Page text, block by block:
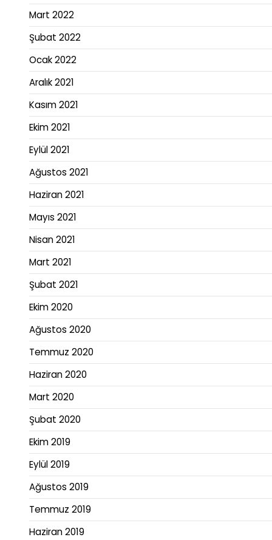
Mart 2022
Şubat 2022
Ocak 2022
Aralık 2021
Kasım 2021
Ekim 2021
Eylül 2021
Ağustos 2021
Haziran 2021
Mayıs 2021
Nisan 2021
Mart 2021
Şubat 2021
Ekim 2020
Ağustos 2020
Temmuz 2020
Haziran 2020
Mart 2020
Şubat 2020
Ekim 2019
Eylül 2019
Ağustos 2019
Temmuz 2019
Haziran 2019